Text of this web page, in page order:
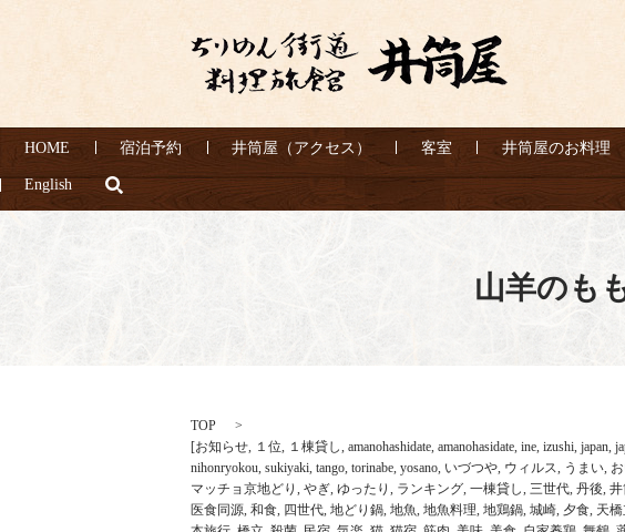
HOME 宿泊予約 井筒屋（アクセス） 客室 井筒屋のお料理
English
山羊のも
TOP
[お知らせ, １位, １棟貸し, amanohashidate, amanohasidate, ine, izushi, japan,
nihonryokou, sukiyaki, tango, torinabe, yosano, いづつや, ウィルス, うまい,
マッチョ京地どり , やぎ, ゆったり , ランキング, 一棟貸し, 三世代, 丹後, 井
医食同源, 和食, 四世代, 地どり鍋, 地魚, 地魚料理, 地鶏鍋, 城崎, 夕食, 天橋